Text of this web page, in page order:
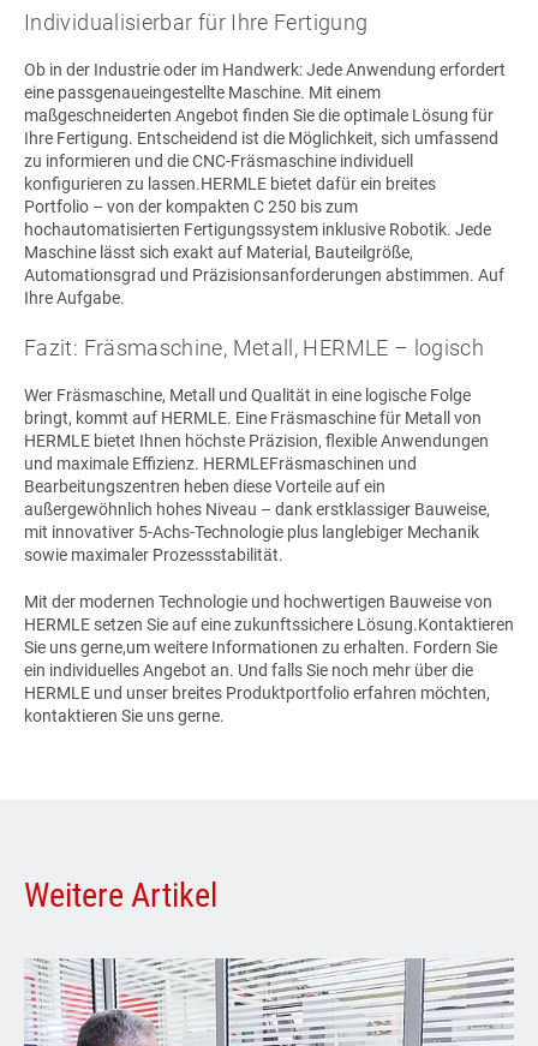
Individualisierbar für Ihre Fertigung
Ob in der Industrie oder im Handwerk: Jede Anwendung erfordert
eine passgenaueingestellte Maschine. Mit einem
maßgeschneiderten Angebot finden Sie die optimale Lösung für
Ihre Fertigung. Entscheidend ist die Möglichkeit, sich umfassend
zu informieren und die CNC-Fräsmaschine individuell
konfigurieren zu lassen.HERMLE bietet dafür ein breites
Portfolio – von der kompakten C 250 bis zum
hochautomatisierten Fertigungssystem inklusive Robotik. Jede
Maschine lässt sich exakt auf Material, Bauteilgröße,
Automationsgrad und Präzisionsanforderungen abstimmen. Auf
Ihre Aufgabe.
Fazit: Fräsmaschine, Metall, HERMLE – logisch
Wer Fräsmaschine, Metall und Qualität in eine logische Folge
bringt, kommt auf HERMLE. Eine Fräsmaschine für Metall von
HERMLE bietet Ihnen höchste Präzision, flexible Anwendungen
und maximale Effizienz. HERMLEFräsmaschinen und
Bearbeitungszentren heben diese Vorteile auf ein
außergewöhnlich hohes Niveau – dank erstklassiger Bauweise,
mit innovativer 5-Achs-Technologie plus langlebiger Mechanik
sowie maximaler Prozessstabilität.
Mit der modernen Technologie und hochwertigen Bauweise von
HERMLE setzen Sie auf eine zukunftssichere Lösung.Kontaktieren
Sie uns gerne,um weitere Informationen zu erhalten. Fordern Sie
ein individuelles Angebot an. Und falls Sie noch mehr über die
HERMLE und unser breites Produktportfolio erfahren möchten,
kontaktieren Sie uns gerne.
Weitere Artikel